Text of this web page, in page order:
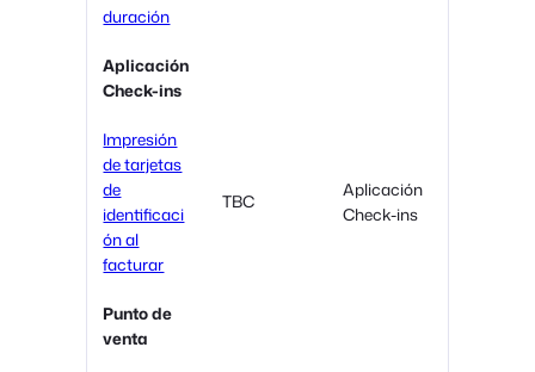
duración
Aplicación
Check-ins
Impresión
de tarjetas
de
identificaci
ón al
facturar
TBC
Aplicación
Check-ins
Punto de
venta